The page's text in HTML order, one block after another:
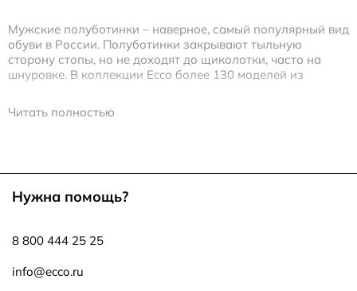
Мужские полуботинки – наверное, самый популярный вид
обуви в России. Полуботинки закрывают тыльную
сторону стопы, но не доходят до щиколотки, часто на
шнуровке. В коллекции Ecco более 130 моделей из
ситуации эксплуатации и стили одежды.
• всесезонные
Абсорбирующие подкладка и стелька делают ношение
Читать полностью
Нужна помощь?
8 800 444 25 25
info@ecco.ru